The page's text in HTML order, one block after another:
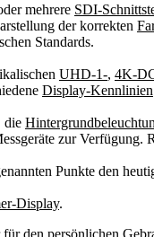
mehrere SDI-
der korrekten
Standards.
UHD-1-, 4K-
Display-Kennlinien
die
zur Verfügung.
Punkte den
Display.
den persönlichen